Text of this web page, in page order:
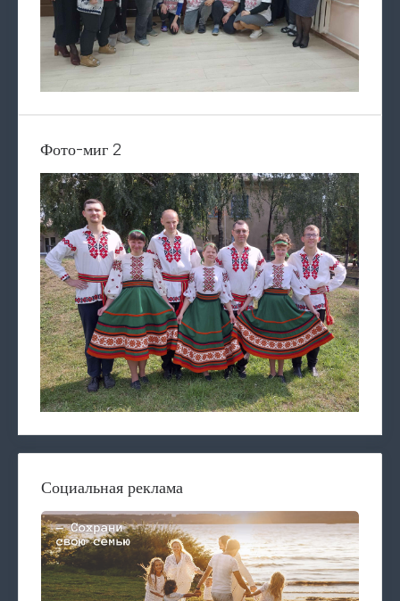
Фото-миг 2
Социальная реклама